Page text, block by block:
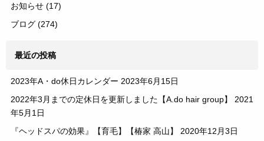
お知らせ (17)
ブログ (274)
最近の投稿
2023年A・do休日カレンダー 2023年6月15日
2022年3月までの定休日を更新しました【A.do hair group】
2021
年5月1日
『ヘッドスパの効果』【育毛】【椿家 高山】
2020年12月3日